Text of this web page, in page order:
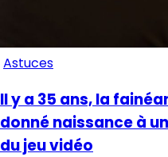
Astuces
Il y a 35 ans, la
donné naissance à
du jeu vidéo